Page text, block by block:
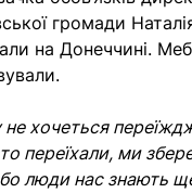
громади
на Донеччині.
не хочеться
переїхали, ми
люди нас знають